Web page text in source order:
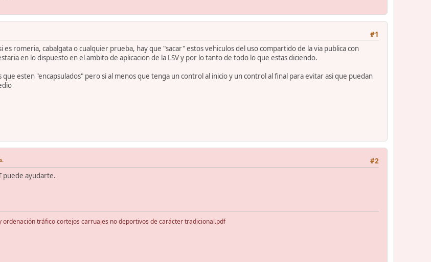
#1
es romeria, cabalgata o cualquier prueba, hay que "sacar" estos vehiculos del uso compartido de la via publica con
en lo dispuesto en el ambito de aplicacion de la LSV y por lo tanto de todo lo que estas diciendo.
que esten "encapsulados" pero si al menos que tenga un control al inicio y un control al final para evitar asi que puedan
#2
puede ayudarte.
ordenación tráfico cortejos carruajes no deportivos de carácter tradicional.pdf